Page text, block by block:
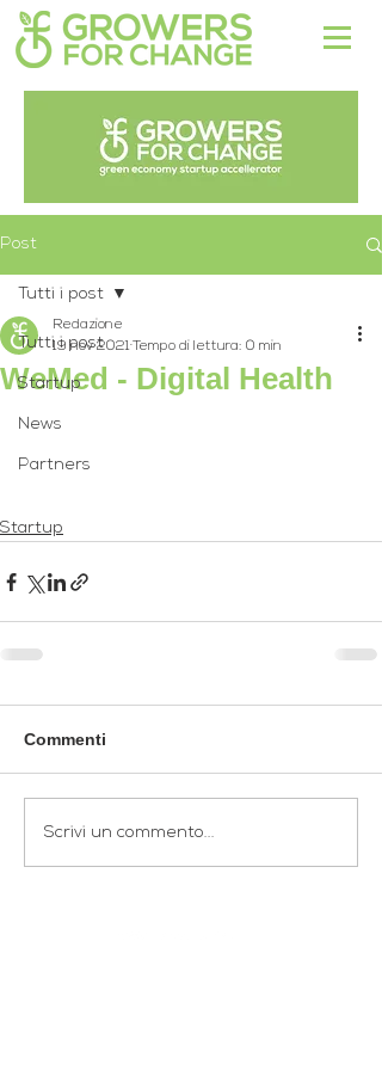
Post
Tutti i post
Startup
News
Partners
Tutti i post
WeMed - Digital Health
Redazione
19 nov 2021Tempo di lettura: 0 min
Startup
Commenti
Scrivi un commento...